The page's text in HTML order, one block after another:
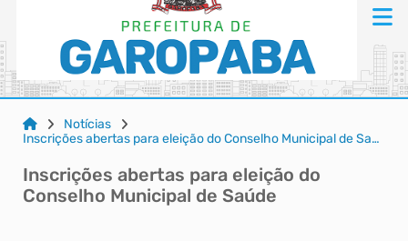
Notícias
Inscrições abertas para eleição do Conselho Municipal de Saúde
Inscrições abertas para eleição do
Conselho Municipal de Saúde